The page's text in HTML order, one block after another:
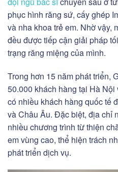
phục hình răng sứ, cấy ghép
và nha khoa trẻ em. Nhờ vậy,
đều được tiếp cận giải pháp
trạng răng miệng của mình.
Trong hơn 15 năm phát triển,
50.000 khách hàng tại Hà
có nhiều khách hàng quốc tế
và Châu Âu. Đặc biệt, địa chỉ
nhiều chương trình từ thiện
em vùng cao, thể hiện trách
phát triển dịch vụ.